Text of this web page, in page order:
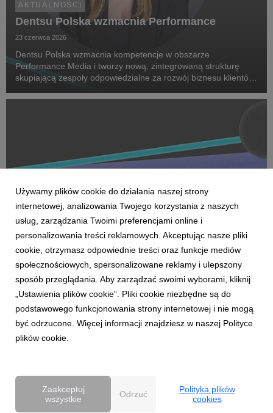
AKTUALNOŚCI
Dentsu Polska wzmacnia Performance
23 czerwca 2026
Dentsu Polska wzmacnia kompetencje w obszarze
Performance Media i tworzy nową, zintegrowaną strukturę
skupiającą zespoły odpowiedzialne za rozwój biznesu klientów
Na czele nowego obszaru stanęła Marta Bińczyk jako H...
AKTUALNOŚCI
Dentsu wzmacnia kompetencje Business
Transformation w Polsce
27 kwietnia 2026
Dentsu rozwija w Polsce kompetencje Business
Transformation (BX), wzmacniając swoją pozycję w obszarze
transformacji biznesowej w erze AI. Zespół BX, którym
Używamy plików cookie do działania naszej strony
internetowej, analizowania Twojego korzystania z naszych
usług, zarządzania Twoimi preferencjami online i
personalizowania treści reklamowych. Akceptując nasze pliki
cookie, otrzymasz odpowiednie treści oraz funkcje mediów
społecznościowych, spersonalizowane reklamy i ulepszony
sposób przeglądania. Aby zarządzać swoimi wyborami, kliknij
„Ustawienia plików cookie”. Pliki cookie niezbędne są do
podstawowego funkcjonowania strony internetowej i nie mogą
być odrzucone. Więcej informacji znajdziesz w naszej Polityce
plików cookie.
Zaakceptuj
wszystkie
Odrzuć
Polityka plików
cookies